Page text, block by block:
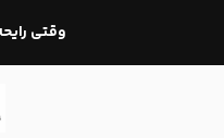
وقتی